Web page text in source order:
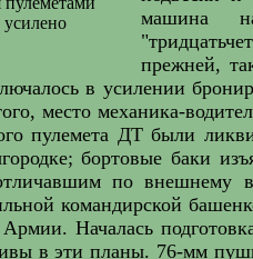
усилено
машина
прежней,
в усилении
место механика-
пулемета ДТ были
бортовые баки
по внешнему
командирской
Началась
в эти планы. 76-мм